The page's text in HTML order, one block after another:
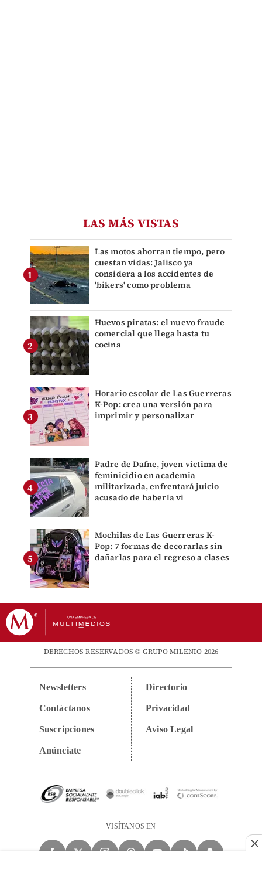
LAS MÁS VISTAS
Las motos ahorran tiempo, pero
cuestan vidas: Jalisco ya
considera a los accidentes de
'bikers' como problema
Huevos piratas: el nuevo fraude
comercial que llega hasta tu
cocina
Horario escolar de Las Guerreras
K-Pop: crea una versión para
imprimir y personalizar
Padre de Dafne, joven víctima de
feminicidio en academia
militarizada, enfrentará juicio
acusado de haberla vi
Mochilas de Las Guerreras K-
Pop: 7 formas de decorarlas sin
dañarlas para el regreso a clases
DERECHOS RESERVADOS © GRUPO MILENIO 2026
Newsletters
Contáctanos
Suscripciones
Anúnciate
Directorio
Privacidad
Aviso Legal
VISÍTANOS EN